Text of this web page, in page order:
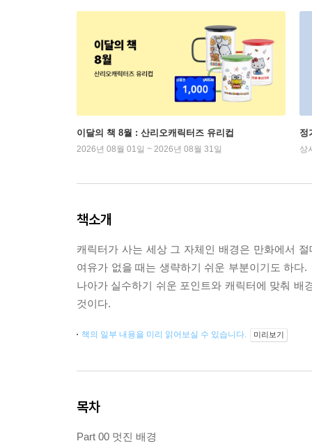
이달의 책 8월 : 산리오캐릭터즈 유리컵
2026년 08월 01일 ~ 2026년 08월 31일
정
상
책소개
캐릭터가 사는 세상 그 자체인 배경은 만화에서
여유가 없을 때는 생략하기 쉬운 부분이기도 하다
나아가 실수하기 쉬운 포인트와 캐릭터에 맞춰
것이다.
책의 일부 내용을 미리 읽어보실 수 있습니다. 미리보기
목차
Part 00 멋진 배경